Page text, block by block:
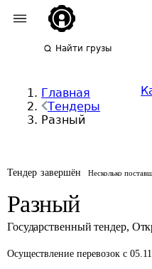
Найти грузы
Главная
Тендеры
Разный
Тендер завершён Несколько
Разный
Государственный тендер,
Осуществление перевозок с